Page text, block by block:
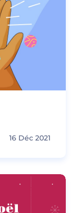
16 Déc 2021